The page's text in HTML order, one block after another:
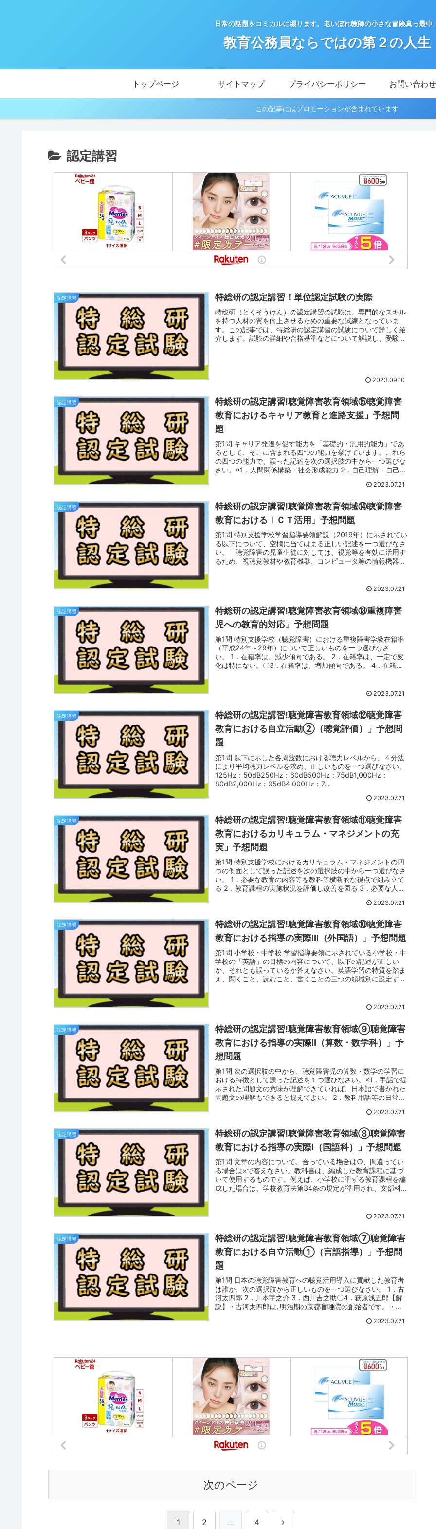
日常の話題をコミカルに綴ります。老いぼれ教師の小さな冒険真っ最中
教育公務員ならではの第２の人生
トップページ サイトマップ プライバシーポリシー お問い合わせ
この記事にはプロモーションが含まれています
認定講習
認定講習 特総研の認定講習！単位認定試験の実際
特総研（とくそうけん）の認定講習の試験は、専門的なスキル
を持つ人材の質を向上させるための重要な試練となっていま
す。この記事では、特総研の認定講習の試験について詳しく紹
介します。試験の詳細や合格基準などについて解説し、受験を
2023.09.10
認定講習
特総研の認定講習!聴覚障害教育領域⑮聴覚障害
教育におけるキャリア教育と進路支援」予想問
題
第1問 キャリア発達を促す能力を「基礎的・汎用的能力」であ
るとして、そこに含まれる四つの能力を挙げています。これら
の四つの能力で、誤った記述を次の選択肢の中から一つ選びな
さい。×1．人間関係構築・社会形成能力 2．自己理解・自己管
2023.07.21
認定講習
特総研の認定講習!聴覚障害教育領域⑭聴覚障害
教育におけるＩＣＴ活用」予想問題
第1問 特別支援学校学習指導要領解説（2019年）に示されてい
る以下について、空欄に当てはまる正しい記述を一つ選びなさ
い。「聴覚障害の児童生徒に対しては、視覚等を有効に活用す
るため、視聴覚教材や教育機器、コンピュータ等の情報機器や
2023.07.21
認定講習
特総研の認定講習!聴覚障害教育領域⑬重複障害
児への教育的対応」予想問題
第1問 特別支援学校（聴覚障害）における重複障害学級在籍率
（平成24年～29年）について正しいものを一つ選びなさ
い。 1．在籍率は、減少傾向である。 2．在籍率は、一定で変
化は特にない。〇3．在籍率は、増加傾向である。 4．在籍率
2023.07.21
認定講習
特総研の認定講習!聴覚障害教育領域⑫聴覚障害
教育における自立活動②（聴覚評価）」予想問
題
第1問 以下に示した各周波数における聴力レベルから、４分法
により平均聴力レベルを求め、正しいものを一つ選びなさい。
125Hz：50dB250Hz：60dB500Hz：75dB1,000Hz：
80dB2,000Hz：95dB4,000Hz：7...
2023.07.21
認定講習
特総研の認定講習!聴覚障害教育領域⑪聴覚障害
教育におけるカリキュラム・マネジメントの充
実」予想問題
第1問 特別支援学校におけるカリキュラム・マネジメントの四
つの側面として誤った記述を次の選択肢の中から一つ選びなさ
い。 1．必要な教育の内容等を教科等横断的な視点で組み立て
る 2．教育課程の実施状況を評価し改善を図る 3．必要な人的
2023.07.21
認定講習
特総研の認定講習!聴覚障害教育領域⑩聴覚障害
教育における指導の実際Ⅲ（外国語）」予想問題
第1問 小学校・中学校 学習指導要領に示されている小学校・中
学校の「英語」の目標の内容について、以下の記述が正しい
か、それとも誤っているか答えなさい。英語学習の特質を踏ま
え、聞くこと、読むこと、書くことの三つの領域別に設定する
2023.07.21
認定講習
特総研の認定講習!聴覚障害教育領域⑨聴覚障害
教育における指導の実際Ⅱ（算数・数学科）」予
想問題
第1問 次の選択肢の中から、聴覚障害児の算数・数学の学習に
おける特徴として誤った記述を１つ選びなさい。×1．手話で提
示された問題文の意味が理解できていれば、日本語で書かれた
問題文の理解もできると捉えてよい。 2．教科用語等の日常で
2023.07.21
認定講習
特総研の認定講習!聴覚障害教育領域⑧聴覚障害
教育における指導の実際Ⅰ（国語科）」予想問題
第1問 文章の内容について、合っている場合は○、間違ってい
る場合は×で答えなさい。教科書は、編成した教育課程に基づ
いて使用するものです。例えば、小学校に準ずる教育課程を編
成した場合は、学校教育法第34条の規定が準用され、文部科
2023.07.21
認定講習
特総研の認定講習!聴覚障害教育領域⑦聴覚障害
教育における自立活動①（言語指導）」予想問
題
第1問 日本の聴覚障害教育への聴覚活用導入に貢献した教育者
は誰か、次の選択肢から正しいものを一つ選びなさい。 1．古
河太四郎 2．川本宇之介 3．西川吉之助〇4．萩原浅五郎【解
説】・古河太四郎は､明治期の京都盲唖院の創始者です。・川
2023.07.21
次のページ
1 2 … 4 次